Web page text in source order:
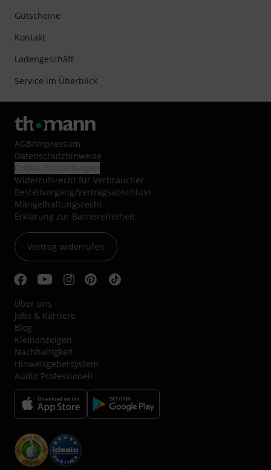
Gutscheine
Kontakt
Ladengeschäft
Service im Überblick
AGB/Impressum
Datenschutzhinweise
Widerrufsrecht für Verbraucher
Bestellvorgang/Vertragsabschluss
Mängelhaftungsrecht
Erklärung zur Barrierefreiheit
Vertrag widerrufen
Über uns
Jobs & Karriere
Blog
Kleinanzeigen
Nachhaltigkeit
Hinweisgebersystem
Audio Professionell